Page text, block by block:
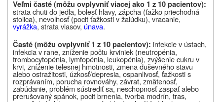
Veľmi časté (môžu ovplyvniť viacej ako 1 z 10 pacientov):
strata chuti do jedla, bolesť hlavy, zápcha (ťažko priechodná
stolica), nevoľnosť (pocit ťažkosti v žalúdku), vracanie,
vyrážka, strata vlasov, únava.
Časté (môžu ovplyvniť 1 z 10 pacientov): infekcie v ústach,
infekcia v rane, zníženie počtu krviniek (neutropénia,
trombocytopénia, lymfopénia, leukopénia), zvýšenie cukru v
krvi, zníženie telesnej hmotnosti, zmena duševného stavu
alebo ostražitosti, úzkosť/depresia, ospanlivosť, ťažkosti s
rozprávaním, porucha rovnováhy, závrat, zmätenosť,
zabúdanie, problém sústrediť sa, neschopnosť zaspať alebo
prerušovaný spánok, pocit brnenia, tvorba modrín, tras,